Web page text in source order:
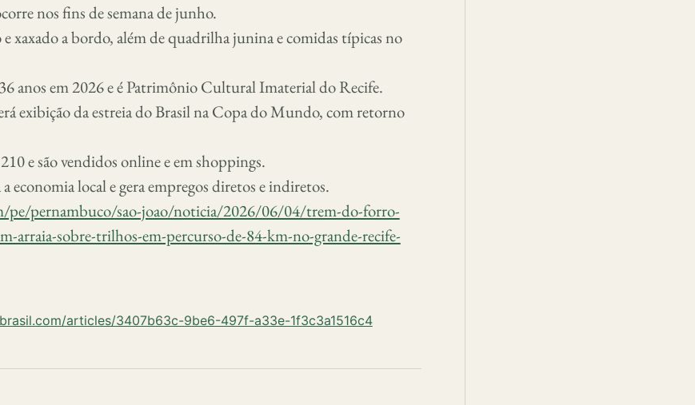
nos fins de semana de junho.
xaxado a bordo, além de quadrilha junina e comidas típicas no
anos em 2026 e é Patrimônio Cultural Imaterial do Recife.
exibição da estreia do Brasil na Copa do Mundo, com retorno
e são vendidos online e em shoppings.
economia local e gera empregos diretos e indiretos.
pe/pernambuco/sao-joao/noticia/2026/06/04/trem-do-forro-
arraia-sobre-trilhos-em-percurso-de-84-km-no-grande-recife-
articles/3407b63c-9be6-497f-a33e-1f3c3a1516c4
actions